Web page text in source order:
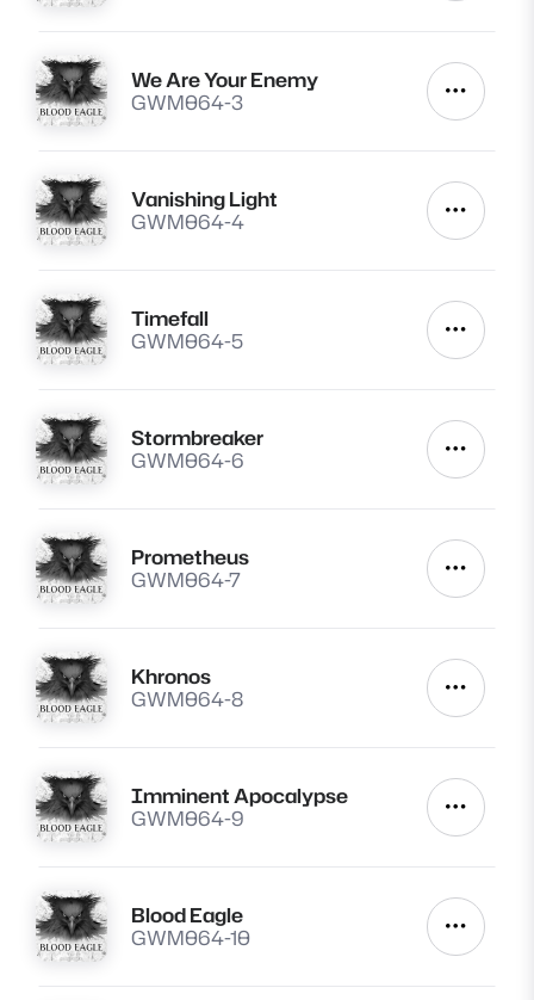
Lire
We Are Your Enemy
GWM064-3
Autres
Lire
Vanishing Light
GWM064-4
Autres
Lire
Timefall
GWM064-5
Autres
Lire
Stormbreaker
GWM064-6
Autres
Lire
Prometheus
GWM064-7
Autres
Lire
Khronos
GWM064-8
Autres
Lire
Imminent Apocalypse
GWM064-9
Autres
Lire
Blood Eagle
GWM064-10
Autres